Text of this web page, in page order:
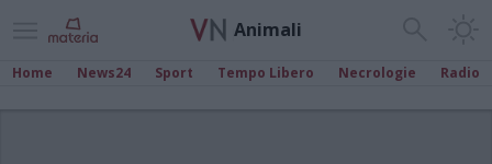
Animali
Home News24 Sport Tempo Libero Necrologie Radio